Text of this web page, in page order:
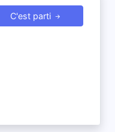
C'est parti